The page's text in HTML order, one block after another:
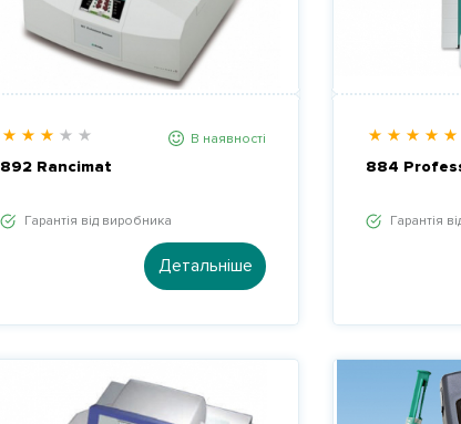
В наявності
892 Rancimat
Гарантія від виробника
Детальніше
884
Гарантія